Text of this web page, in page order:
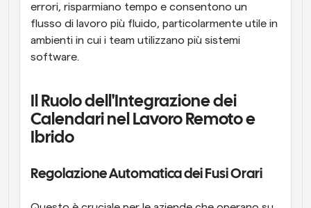
errori, risparmiano tempo e consentono un
flusso di lavoro più fluido, particolarmente utile in
ambienti in cui i team utilizzano più sistemi
software.
Il Ruolo dell'Integrazione dei
Calendari nel Lavoro Remoto e
Ibrido
Regolazione Automatica dei Fusi Orari